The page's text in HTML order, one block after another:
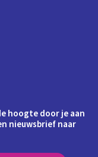
hoogte door je aan
nieuwsbrief naar